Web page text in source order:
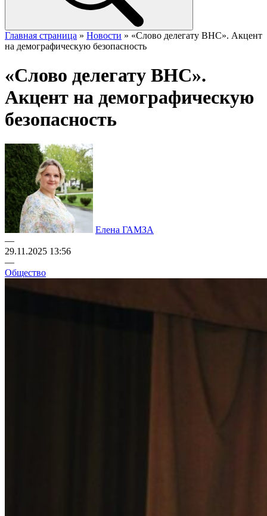
Главная страница » Новости » «Слово делегату ВНС». Акцент
на демографическую безопасность
«Слово делегату ВНС».
Акцент на демографическую
безопасность
Елена ГАМЗА
—
29.11.2025 13:56
—
Общество